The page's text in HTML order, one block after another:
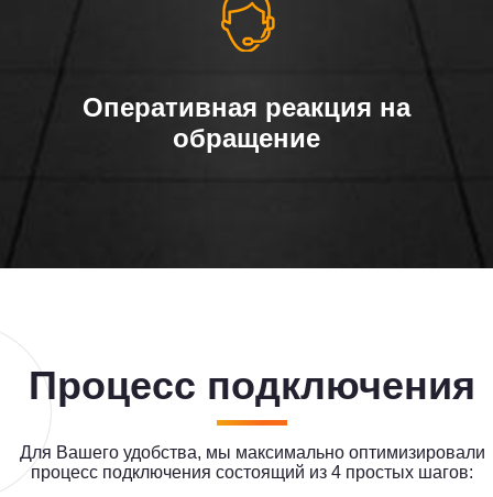
Оперативная реакция на
обращение
Процесс подключения
Для Вашего удобства, мы максимально оптимизировали
процесс подключения состоящий из 4 простых шагов: